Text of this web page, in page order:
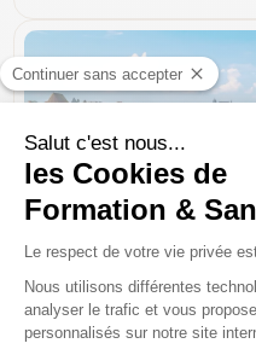
Chartres